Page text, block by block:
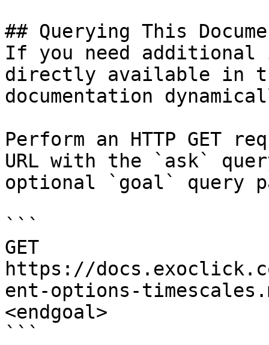
## Querying This
If you need
directly available in
documentation
Perform an HTTP GET
URL with the `ask`
optional `goal` query
```
GET
https://
ent-options-
<endgoal>
```